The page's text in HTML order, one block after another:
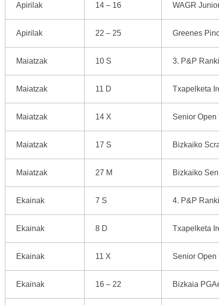
Apirilak 14 – 16 WAGR
Apirilak 22 – 25 Greenes
Maiatzak 10 S 3. P&P
Maiatzak 11 D Txapelketa
Maiatzak 14 X Senior
Maiatzak 17 S Bizkaiko
Maiatzak 27 M Bizkaiko
Ekainak 7 S 4. P&P
Ekainak 8 D Txapelketa
Ekainak 11 X Senior
Ekainak 16 – 22 Bizkaia